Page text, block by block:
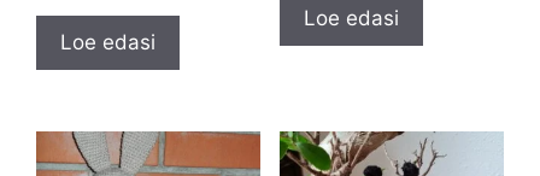
Loe edasi
Loe edasi